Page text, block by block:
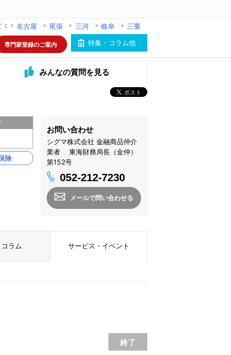
名古屋 尾張 三河 岐阜
三重
特集・コラム他
専門家登録のご案内
みんなの質問を見る
お問い合わせ
シグマ株式会社 金融商品仲介
業者 東海財務局長（金仲）
第152号
052-212-7230
メールで問い合わせる
険
ラム サービス・イベント
終了